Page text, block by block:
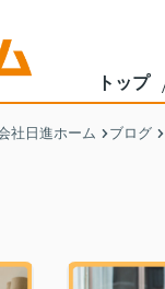
トップ
社日進ホーム ブログ